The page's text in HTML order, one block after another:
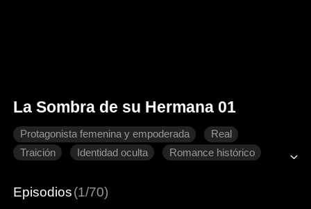
La Sombra de su Hermana 01
Protagonista femenina y empoderada
Real
Traición
Identidad oculta
Romance histórico
Episodios(1/70)